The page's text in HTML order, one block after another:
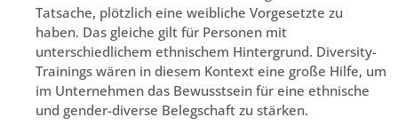
Tatsache, plötzlich eine weibliche Vorgesetzte zu
haben. Das gleiche gilt für Personen mit
unterschiedlichem ethnischem Hintergrund. Diversity-
Trainings wären in diesem Kontext eine große Hilfe, um
im Unternehmen das Bewusstsein für eine ethnische
und gender-diverse Belegschaft zu stärken.